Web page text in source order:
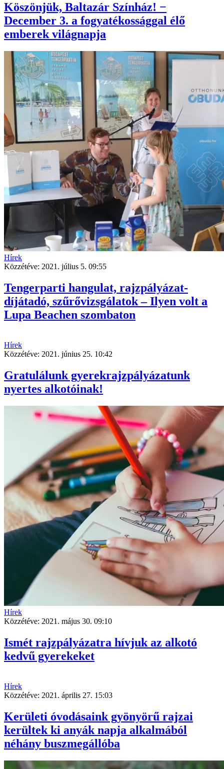
Köszönjük, Baltazár Színház! −
December 3. a fogyatékossággal élő
emberek világnapja
Hírek
Közzétéve: 2021. július 5. 09:55
Tengerparti hangulat, rajzpályázat-
díjátadó, szűrővizsgálatok – Ilyen volt a
Lupa Beachen szombaton
Hírek
Közzétéve: 2021. június 25. 10:42
Gratulálunk gyerekrajzpályázatunk
nyertes alkotóinak!
Hírek
Közzétéve: 2021. május 30. 09:10
Ismét rajzpályázatra hívjuk az alkotó
kedvű gyerekeket
Hírek
Közzétéve: 2021. április 27. 15:03
Kerületi óvodásaink gyönyörű rajzai
kerültek ki anyák napja alkalmából
néhány buszmegállóba